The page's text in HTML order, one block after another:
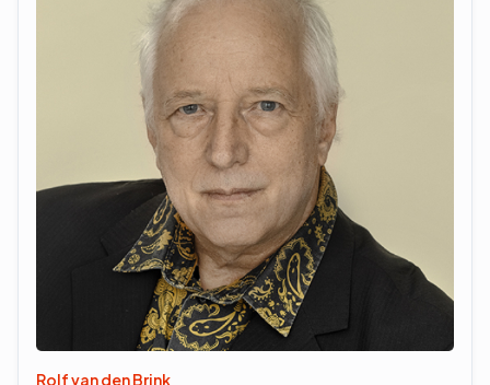
Rolf van den Brink